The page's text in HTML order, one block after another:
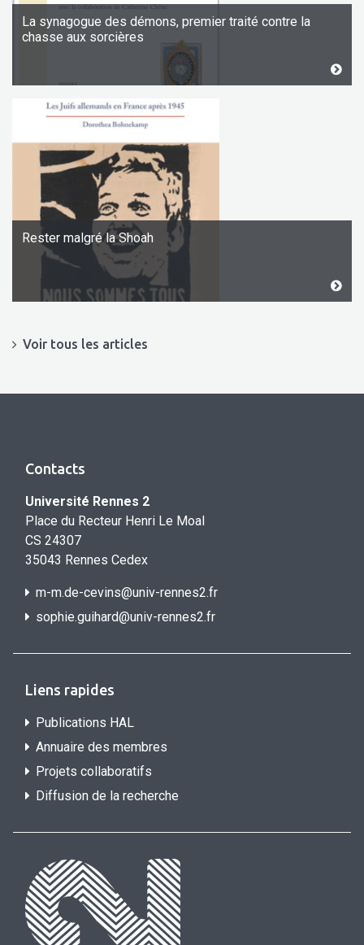
La synagogue des démons, premier traité contre la
chasse aux sorcières
Rester malgré la Shoah
Voir tous les articles
Contacts
Université Rennes 2
Place du Recteur Henri Le Moal
CS 24307
35043 Rennes Cedex
m-m.de-cevins@univ-rennes2.fr
sophie.guihard@univ-rennes2.fr
Liens rapides
Publications HAL
Annuaire des membres
Projets collaboratifs
Diffusion de la recherche